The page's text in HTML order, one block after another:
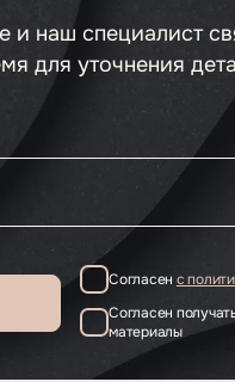
и наш специалист
для уточнения
Согласен с
Согласен
материалы